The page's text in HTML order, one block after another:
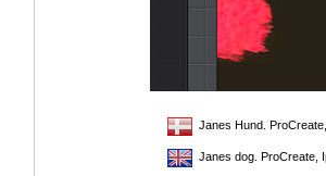
Janes Hund.
Janes dog. ProCreate,